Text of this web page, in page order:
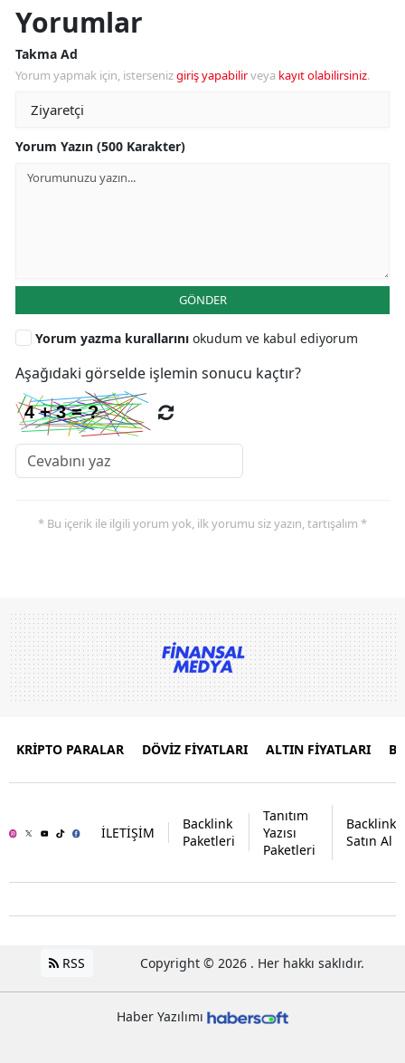
Yorumlar
Takma Ad
Yorum yapmak için, istersenizgiriş yapabilirveya kayıt olabilirsiniz.
Yorum Yazın (500 Karakter)
GÖNDER
Yorum yazma kurallarını okudum ve kabul ediyorum
Aşağıdaki görselde işlemin sonucu kaçtır?
* Bu içerik ile ilgili yorum yok, ilk yorumu siz yazın, tartışalım *
KRİPTO PARALAR DÖVİZ FİYATLARI ALTIN FİYATLARI
İLETİŞİM
Backlink
Paketleri
Tanıtım
Yazısı
Paketleri
Backlink
Satın Al
RSS Copyright © 2026 . Her hakkı saklıdır.
Haber Yazılımı